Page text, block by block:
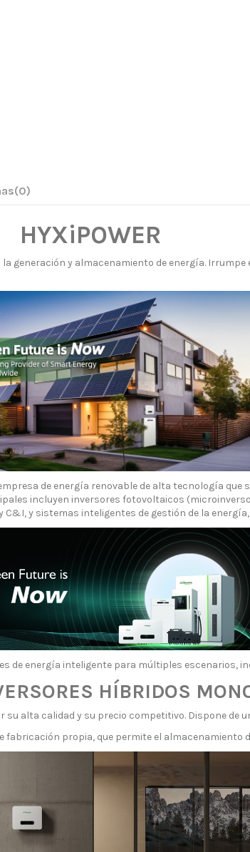
(0)
HYXiPOWER
generación y almacenamiento de energía.
de energía renovable de alta tecnología
incluyen inversores fotovoltaicos
y sistemas inteligentes de gestión de la energía,
energía inteligente para múltiples escenarios,
HÍBRIDOS
su alta calidad y su precio competitivo. Dispone de
fabricación propia, que permite el almacenamiento